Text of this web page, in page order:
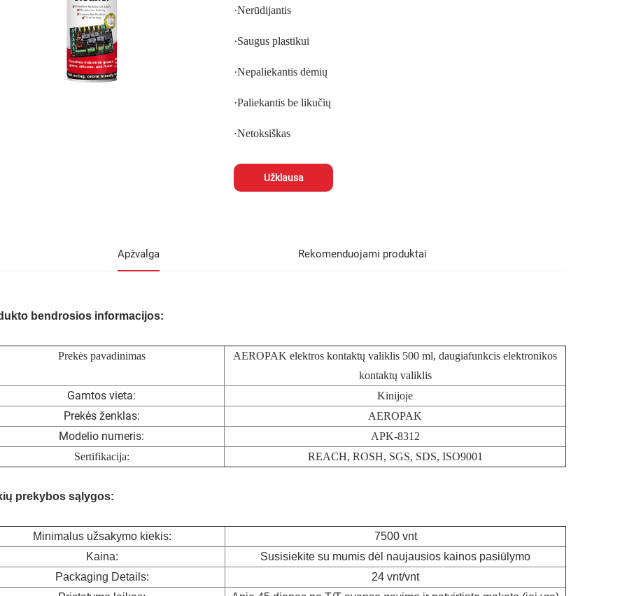
·Nerūdijantis
·Saugus plastikui
·Nepaliekantis dėmių
·Paliekantis be likučių
·Netoksiškas
Užklausa
Apžvalga Rekomenduojami produktai
bendrosios informacijos:
Prekės pavadinimas
AEROPAK elektros kontaktų valiklis 500 ml, daugiafunkcis elektronikos
kontaktų valiklis
Gamtos vieta: Kinijoje
Prekės ženklas: AEROPAK
Modelio numeris:
APK-8312
Sertifikacija:
REACH, ROSH, SGS, SDS, ISO9001
prekybos sąlygos:
Minimalus užsakymo kiekis:
7500 vnt
Kaina:
Susisiekite su mumis dėl naujausios kainos pasiūlymo
Packaging Details:
24 vnt/vnt